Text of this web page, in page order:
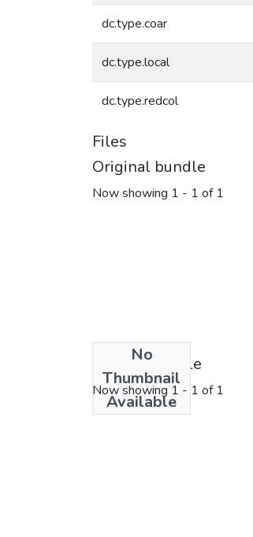
dc.type.coar
dc.type.local
dc.type.redcol
Files
Original bundle
Now showing 1 - 1 of 1
No
Thumbnail
Available
License bundle
Now showing 1 - 1 of 1